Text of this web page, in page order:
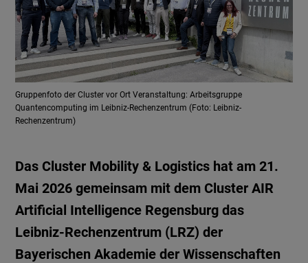
Gruppenfoto der Cluster vor Ort Veranstaltung: Arbeitsgruppe
Quantencomputing im Leibniz-Rechenzentrum (Foto: Leibniz-
Rechenzentrum)
Das Cluster Mobility & Logistics hat am 21.
Mai 2026 gemeinsam mit dem Cluster AIR
Artificial Intelligence Regensburg das
Leibniz-Rechenzentrum (LRZ) der
Bayerischen Akademie der Wissenschaften